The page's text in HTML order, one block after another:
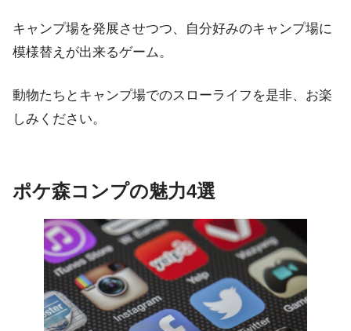
キャンプ場を発展させつつ、自分好みのキャンプ場に
模様替えが出来るゲーム。
動物たちとキャンプ場でのスローライフを是非、お楽
しみください。
ポケ森コンプの魅力4選